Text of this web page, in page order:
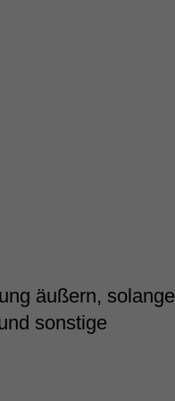
äußern, solange
sonstige